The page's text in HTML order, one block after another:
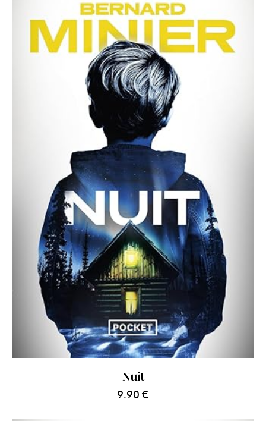
Nuit
9.90 €